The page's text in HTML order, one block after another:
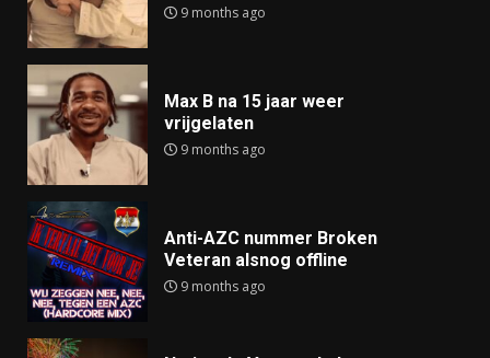
9 months ago
Max B na 15 jaar weer
vrijgelaten
9 months ago
Anti-AZC nummer Broken
Veteran alsnog offline
9 months ago